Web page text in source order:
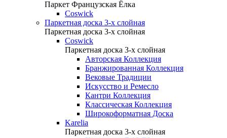
Паркет Французская Ёлка
Coswick
Паркетная доска 3-х слойная
Паркетная доска 3-х слойная
Coswick
Паркетная доска 3-х слойная
Авторская Коллекция
Бранжированная Коллекция
Вековые Традиции
Искусство и Ремесло
Кантри Коллекция
Классическая Коллекция
Широкоформатная Доска
Karelia
Паркетная доска 3-х слойная